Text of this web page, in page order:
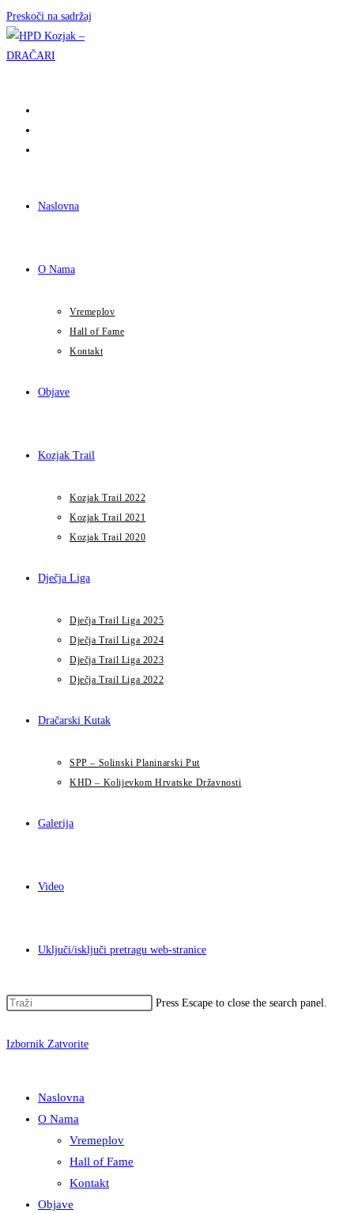
Preskoči na sadržaj
Naslovna
O Nama
Vremeplov
Hall of Fame
Kontakt
Objave
Kozjak Trail
Kozjak Trail 2022
Kozjak Trail 2021
Kozjak Trail 2020
Dječja Liga
Dječja Trail Liga 2025
Dječja Trail Liga 2024
Dječja Trail Liga 2023
Dječja Trail Liga 2022
Dračarski Kutak
SPP – Solinski Planinarski Put
KHD – Kolijevkom Hrvatske Državnosti
Galerija
Video
Uključi/isključi pretragu web-stranice
Press Escape to close the search panel.
Izbornik Zatvorite
Naslovna
O Nama
Vremeplov
Hall of Fame
Kontakt
Objave